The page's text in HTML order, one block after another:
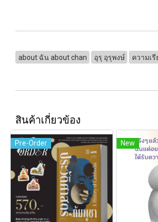
about ฉัน about chan อุรุ อุรุพงษ์ ความเรี
สินค้าเกี่ยวข้อง
Pre-Order New